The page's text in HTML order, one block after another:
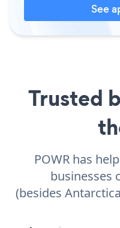
See
Trusted
POWR has
businesses
(besides